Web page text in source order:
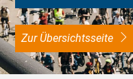
Zur Übersichtsseite